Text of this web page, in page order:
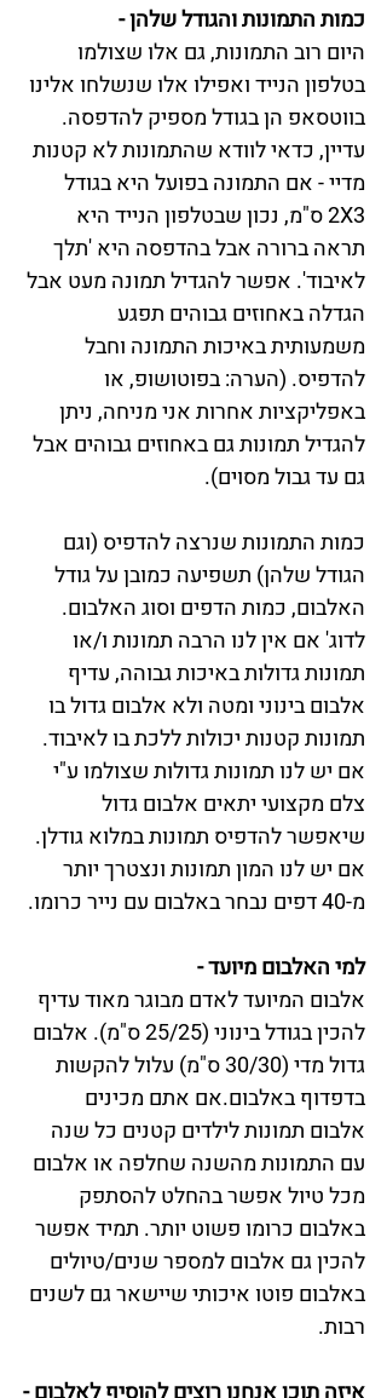
כמות התמונות והגודל שלהן -
היום רוב התמונות, גם אלו שצולמו
בטלפון הנייד ואפילו אלו שנשלחו אלינו
בווטסאפ הן בגודל מספיק להדפסה.
עדיין, כדאי לוודא שהתמונות לא קטנות
מדיי - אם התמונה בפועל היא בגודל
2X3 ס"מ, נכון שבטלפון הנייד היא
תראה ברורה אבל בהדפסה היא 'תלך
לאיבוד'. אפשר להגדיל תמונה מעט אבל
הגדלה באחוזים גבוהים תפגע
משמעותית באיכות התמונה וחבל
להדפיס. (הערה: בפוטושופ, או
באפליקציות אחרות אני מניחה, ניתן
להגדיל תמונות גם באחוזים גבוהים אבל
גם עד גבול מסוים).
כמות התמונות שנרצה להדפיס (וגם
הגודל שלהן) תשפיעה כמובן על גודל
האלבום, כמות הדפים וסוג האלבום.
לדוג' אם אין לנו הרבה תמונות ו/או
תמונות גדולות באיכות גבוהה, עדיף
אלבום בינוני ומטה ולא אלבום גדול בו
תמונות קטנות יכולות ללכת בו לאיבוד.
אם יש לנו תמונות גדולות שצולמו ע"י
צלם מקצועי יתאים אלבום גדול
שיאפשר להדפיס תמונות במלוא גודלן.
אם יש לנו המון תמונות ונצטרך יותר
מ-40 דפים נבחר באלבום עם נייר כרומו.
למי האלבום מיועד -
אלבום המיועד לאדם מבוגר מאוד עדיף
להכין בגודל בינוני (25/25 ס"מ). אלבום
גדול מדי (30/30 ס"מ) עלול להקשות
בדפדוף באלבום.אם אתם מכינים
אלבום תמונות לילדים קטנים כל שנה
עם התמונות מהשנה שחלפה או אלבום
מכל טיול אפשר בהחלט להסתפק
באלבום כרומו פשוט יותר. תמיד אפשר
להכין גם אלבום למספר שנים/טיולים
באלבום פוטו איכותי שיישאר גם לשנים
רבות.